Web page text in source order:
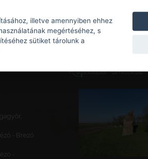
- Brezó
-
Kapcsolódó látnivalók
illetve amennyiben ehhez
megértéséhez, s
sütiket tárolunk a